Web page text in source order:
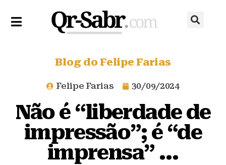
Blog do Felipe Farias
Felipe Farias 30/09/2024
Não é “liberdade de
impressão”; é “de
imprensa” …